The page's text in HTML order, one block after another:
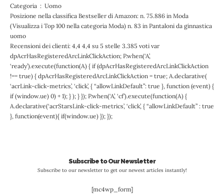
Categoria ‏ : ‎ Uomo
Posizione nella classifica Bestseller di Amazon: n. 75.886 in Moda
(Visualizza i Top 100 nella categoria Moda) n. 83 in Pantaloni da ginnastica
uomo
Recensioni dei clienti: 4,4 4,4 su 5 stelle 3.385 voti var
dpAcrHasRegisteredArcLinkClickAction; P.when(‘A’,
‘ready’).execute(function(A) { if (dpAcrHasRegisteredArcLinkClickAction
!== true) { dpAcrHasRegisteredArcLinkClickAction = true; A.declarative(
‘acrLink-click-metrics’, ‘click’, { “allowLinkDefault”: true }, function (event) {
if (window.ue) 0) + 1); } ); } }); P.when(‘A’, ‘cf’).execute(function(A) {
A.declarative(‘acrStarsLink-click-metrics’, ‘click’, { “allowLinkDefault” : true
}, function(event){ if(window.ue) }); });
Subscribe to Our Newsletter
Subscribe to our newsletter to get our newest articles instantly!
[mc4wp_form]